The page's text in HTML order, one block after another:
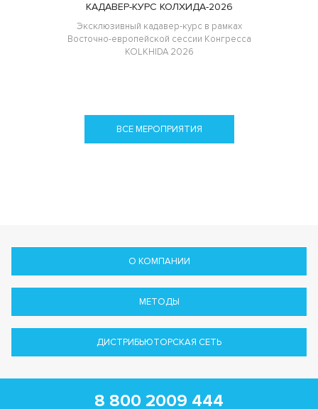
КАДАВЕР-КУРС КОЛХИДА-2026
Эксклюзивный кадавер-курс в рамках
Восточно-европейской сессии Конгресса
KOLKHIDA 2026
ВСЕ МЕРОПРИЯТИЯ
О КОМПАНИИ
МЕТОДЫ
ДИСТРИБЬЮТОРСКАЯ СЕТЬ
8 800 2009 444